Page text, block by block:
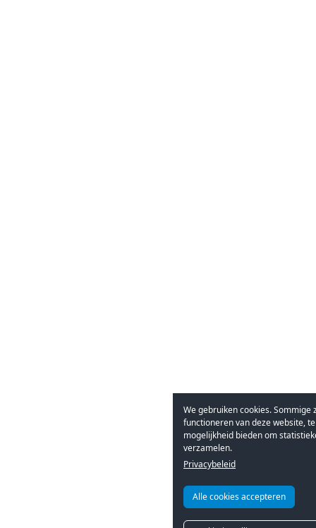
We gebruiken cookies. Sommige
functioneren van deze website,
mogelijkheid bieden om
verzamelen.
Privacybeleid
Alle cookies accepteren